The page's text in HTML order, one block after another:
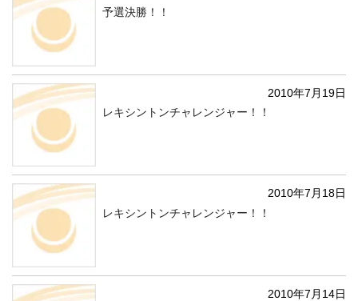
予選決勝！！
2010年7月19日
レキシントンチャレンジャー！！
2010年7月18日
レキシントンチャレンジャー！！
2010年7月14日